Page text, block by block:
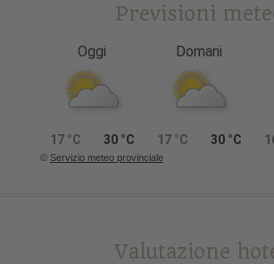
Previsioni
Oggi Domani
© Servizio meteo provinciale
17 °C 30 °C 17 °C 30 °C
Valutazione